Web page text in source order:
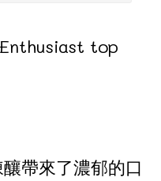
top
帶來了濃郁的口